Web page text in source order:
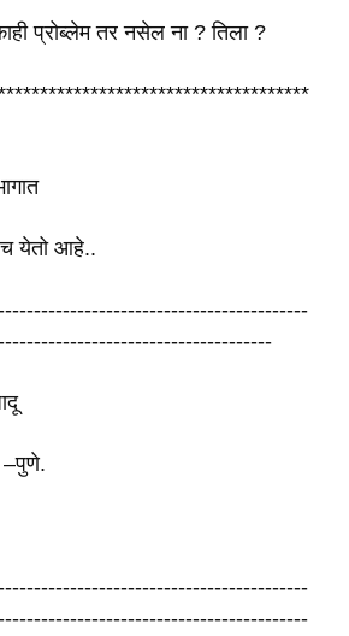
प्रोब्लेम तर नसेल ना ? तिला ?
येतो आहे..